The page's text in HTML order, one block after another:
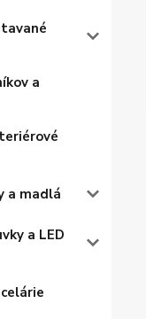
a
a madlá
a LED